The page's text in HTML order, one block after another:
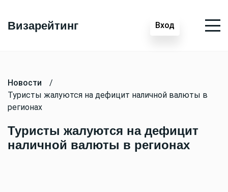
Визарейтинг Вход
Новости
/
Туристы жалуются на дефицит наличной валюты в
регионах
Туристы жалуются на дефицит
наличной валюты в регионах